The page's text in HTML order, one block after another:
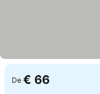
De € 66